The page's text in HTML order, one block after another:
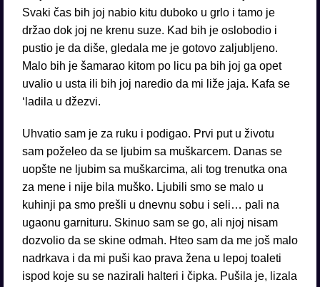
Svaki čas bih joj nabio kitu duboko u grlo i tamo je
držao dok joj ne krenu suze. Kad bih je oslobodio i
pustio je da diše, gledala me je gotovo zaljubljeno.
Malo bih je šamarao kitom po licu pa bih joj ga opet
uvalio u usta ili bih joj naredio da mi liže jaja. Kafa se
‘ladila u džezvi.
Uhvatio sam je za ruku i podigao. Prvi put u životu
sam poželeo da se ljubim sa muškarcem. Danas se
uopšte ne ljubim sa muškarcima, ali tog trenutka ona
za mene i nije bila muško. Ljubili smo se malo u
kuhinji pa smo prešli u dnevnu sobu i seli… pali na
ugaonu garnituru. Skinuo sam se go, ali njoj nisam
dozvolio da se skine odmah. Hteo sam da me još malo
nadrkava i da mi puši kao prava žena u lepoj toaleti
ispod koje su se nazirali halteri i čipka. Pušila je, lizala